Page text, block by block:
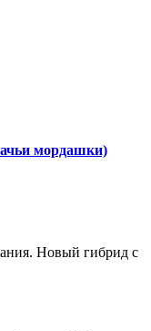
мордашки)
Новый гибрид с